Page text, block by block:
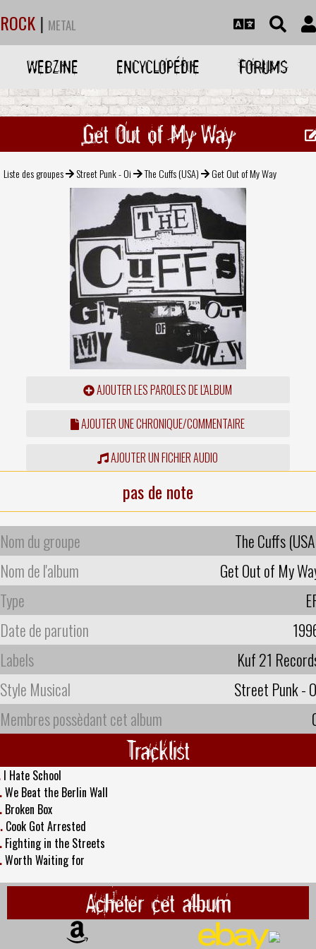
ROCK | METAL
WEBZINE ENCYCLOPÉDIE FORUMS
Get Out of My Way
Liste des groupes Street Punk - Oi The Cuffs (USA) Get Out of My Way
AJOUTER LES PAROLES DE L'ALBUM
AJOUTER UNE CHRONIQUE/COMMENTAIRE
AJOUTER UN FICHIER AUDIO
pas de note
Nom du groupe
The Cuffs
Nom de l'album
Get Out of My
Type
Date de parution
Labels
Kuf 21
Style Musical
Street Punk -
Membres possèdant cet album
Tracklist
I Hate School
We Beat the Berlin Wall
Broken Box
Cook Got Arrested
Fighting in the Streets
Worth Waiting for
Acheter cet album